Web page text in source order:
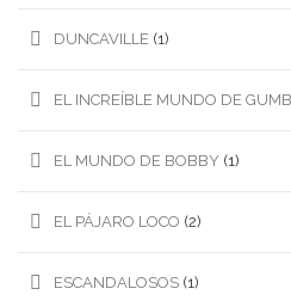
DUNCAVILLE (1)
EL INCREÍBLE MUNDO DE
EL MUNDO DE BOBBY (1)
EL PÁJARO LOCO (2)
ESCANDALOSOS (1)